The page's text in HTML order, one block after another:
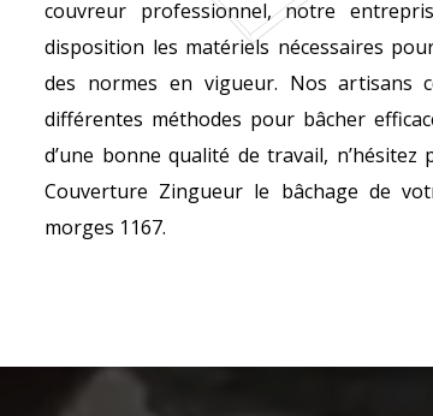
couvreur professionnel, notre
disposition les matériels nécessaires
des normes en vigueur. Nos artisans
différentes méthodes pour bâcher
d’une bonne qualité de travail,
Couverture Zingueur le bâchage de
morges 1167.